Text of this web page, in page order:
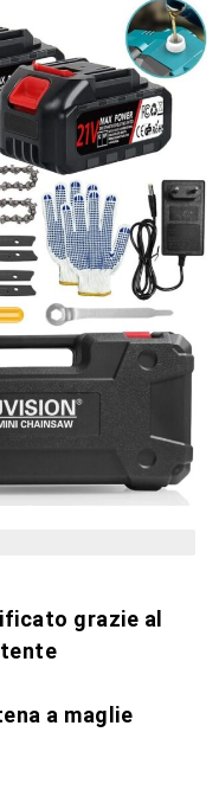
grazie al
a maglie